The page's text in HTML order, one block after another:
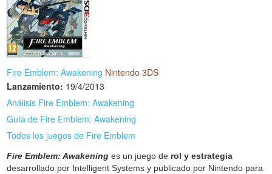
Fire Emblem: Awakening Nintendo 3DS
Lanzamiento: 19/4/2013
Análisis Fire Emblem: Awakening
Guía de Fire Emblem: Awakening
Todos los juegos de Fire Emblem
Fire Emblem: Awakening es un juego de rol y estrategia
desarrollado por Intelligent Systems y publicado por Nintendo para